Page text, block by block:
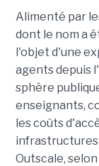
Alimenté par
dont le nom a
l'objet d'une
agents depuis
sphère
enseignants,
les coûts
infrastructures
Outscale,